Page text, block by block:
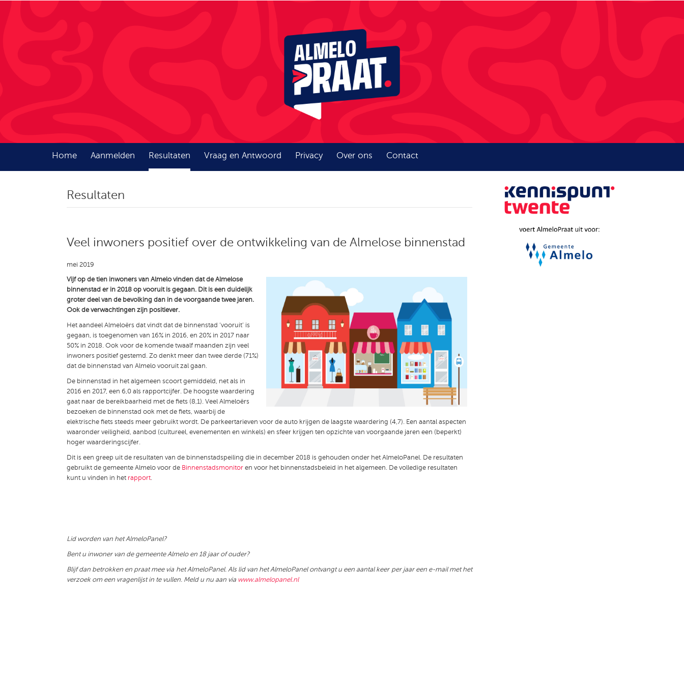
Home Aanmelden Resultaten Vraag en Antwoord Privacy Over ons Contact
Resultaten
Veel inwoners positief over de ontwikkeling van de Almelose binnenstad
mei 2019
Vijf op de tien inwoners van Almelo vinden dat de Almelose
binnenstad er in 2018 op vooruit is gegaan. Dit is een duidelijk
groter deel van de bevolking dan in de voorgaande twee jaren.
Ook de verwachtingen zijn positiever.
Het aandeel Almeloërs dat vindt dat de binnenstad ‘vooruit’ is
gegaan, is toegenomen van 16% in 2016, en 20% in 2017 naar
50% in 2018. Ook voor de komende twaalf maanden zijn veel
inwoners positief gestemd. Zo denkt meer dan twee derde (71%)
dat de binnenstad van Almelo vooruit zal gaan.
De binnenstad in het algemeen scoort gemiddeld, net als in
2016 en 2017, een 6,0 als rapportcijfer. De hoogste waardering
gaat naar de bereikbaarheid met de fiets (8,1). Veel Almeloërs
bezoeken de binnenstad ook met de fiets, waarbij de
elektrische fiets steeds meer gebruikt wordt. De parkeertarieven voor de auto krijgen de laagste waardering (4,7). Een aantal aspecten
waaronder veiligheid, aanbod (cultureel, evenementen en winkels) en sfeer krijgen ten opzichte van voorgaande jaren een (beperkt)
hoger waarderingscijfer.
Dit is een greep uit de resultaten van de binnenstadspeiling die in december 2018 is gehouden onder het AlmeloPanel. De resultaten
gebruikt de gemeente Almelo voor de Binnenstadsmonitor en voor het binnenstadsbeleid in het algemeen. De volledige resultaten
kunt u vinden in het rapport.
Lid worden van het AlmeloPanel?
Bent u inwoner van de gemeente Almelo en 18 jaar of ouder?
Blijf dan betrokken en praat mee via het AlmeloPanel. Als lid van het AlmeloPanel ontvangt u een aantal keer per jaar een e-mail met het
verzoek om een vragenlijst in te vullen. Meld u nu aan via www.almelopanel.nl